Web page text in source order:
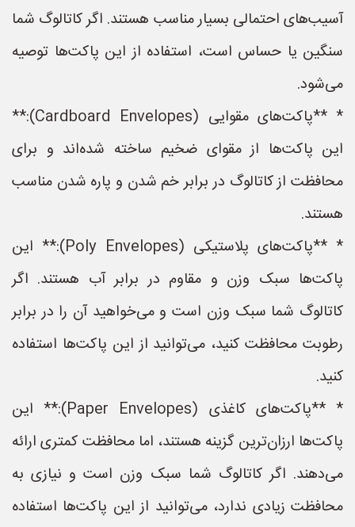
آسیب‌های احتمالی بسیار مناسب هستند. اگر کاتالوگ شما
سنگین یا حساس است، استفاده از این پاکت‌ها توصیه
می‌شود.
* **پاکت‌های مقوایی (Cardboard Envelopes):**
این پاکت‌ها از مقوای ضخیم ساخته شده‌اند و برای
محافظت از کاتالوگ در برابر خم شدن و پاره شدن مناسب
هستند.
* **پاکت‌های پلاستیکی (Poly Envelopes):** این
پاکت‌ها سبک وزن و مقاوم در برابر آب هستند. اگر
کاتالوگ شما سبک وزن است و می‌خواهید آن را در برابر
رطوبت محافظت کنید، می‌توانید از این پاکت‌ها استفاده
کنید.
* **پاکت‌های کاغذی (Paper Envelopes):** این
پاکت‌ها ارزان‌ترین گزینه هستند، اما محافظت کمتری ارائه
می‌دهند. اگر کاتالوگ شما سبک وزن است و نیازی به
محافظت زیادی ندارد، می‌توانید از این پاکت‌ها استفاده